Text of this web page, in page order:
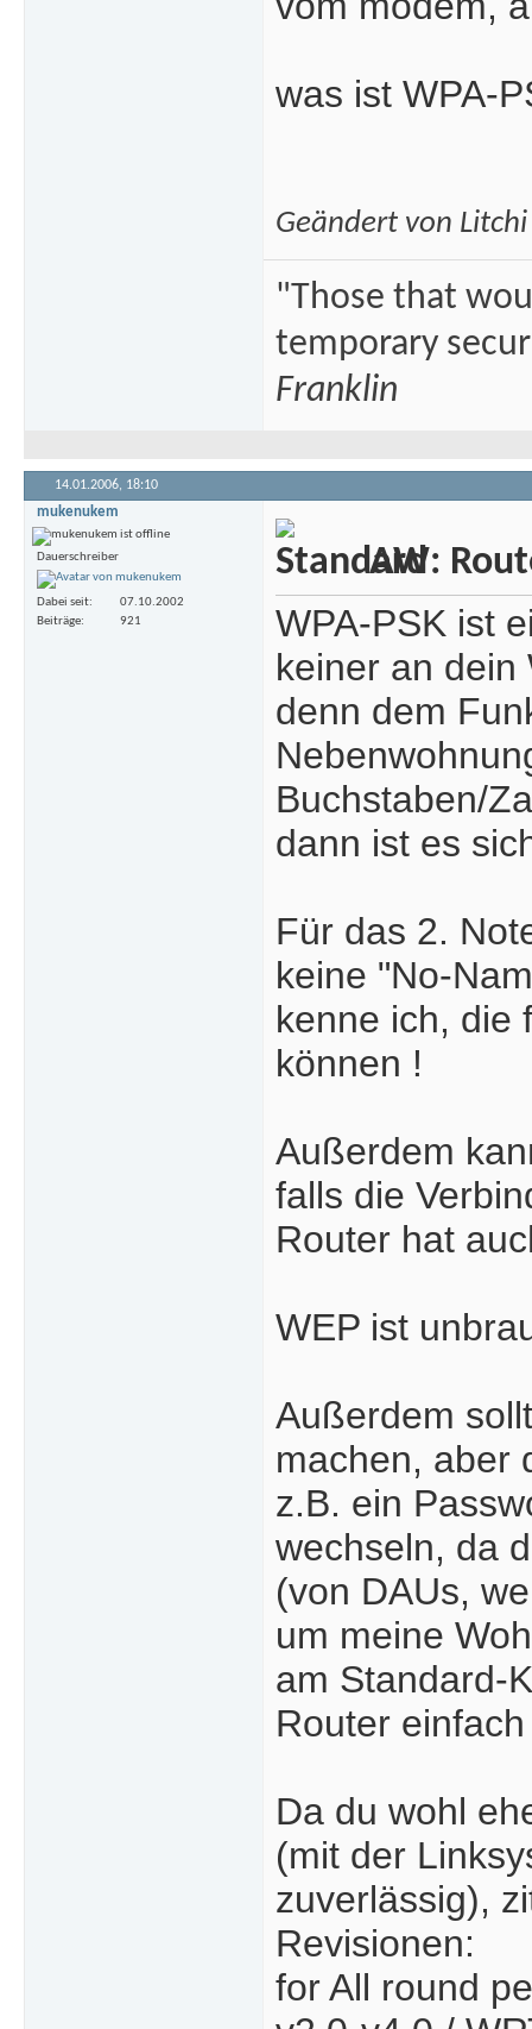
was ist WPA-
Geändert von
"Those that
temporary
Franklin
14.01.2006, 18:10
mukenukem
Dauerschreiber
Dabei seit
07.10.2002
Beiträge
921
AW:
WPA-PSK ist
keiner an dein
denn dem
Buchstaben/
dann ist es
Für das 2.
keine "No-
kenne ich, die
können !
Außerdem
falls die
Router hat
WEP ist
Außerdem
machen, aber
z.B. ein
wechseln, da
(von DAUs,
um meine
am Standard-
Router
Da du wohl
(mit der
zuverlässig),
Revisionen:
for All round